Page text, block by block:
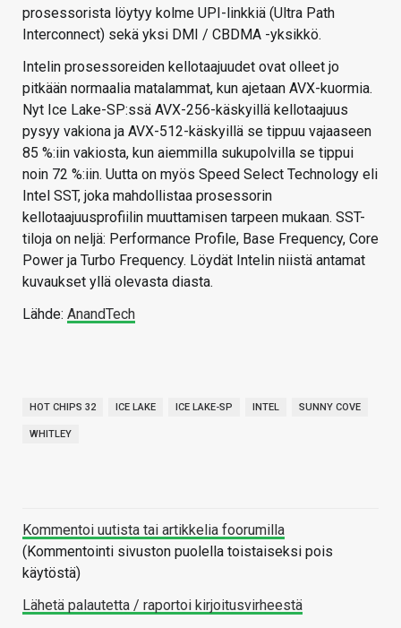
prosessorista löytyy kolme UPI-linkkiä (Ultra Path
Interconnect) sekä yksi DMI / CBDMA -yksikkö.
Intelin prosessoreiden kellotaajuudet ovat olleet jo
pitkään normaalia matalammat, kun ajetaan AVX-kuormia.
Nyt Ice Lake-SP:ssä AVX-256-käskyillä kellotaajuus
pysyy vakiona ja AVX-512-käskyillä se tippuu vajaaseen
85 %:iin vakiosta, kun aiemmilla sukupolvilla se tippui
noin 72 %:iin. Uutta on myös Speed Select Technology eli
Intel SST, joka mahdollistaa prosessorin
kellotaajuusprofiilin muuttamisen tarpeen mukaan. SST-
tiloja on neljä: Performance Profile, Base Frequency, Core
Power ja Turbo Frequency. Löydät Intelin niistä antamat
kuvaukset yllä olevasta diasta.
Lähde: AnandTech
HOT CHIPS 32 ICE LAKE ICE LAKE-SP INTEL SUNNY COVE
WHITLEY
Kommentoi uutista tai artikkelia foorumilla
(Kommentointi sivuston puolella toistaiseksi pois
käytöstä)
Lähetä palautetta / raportoi kirjoitusvirheestä